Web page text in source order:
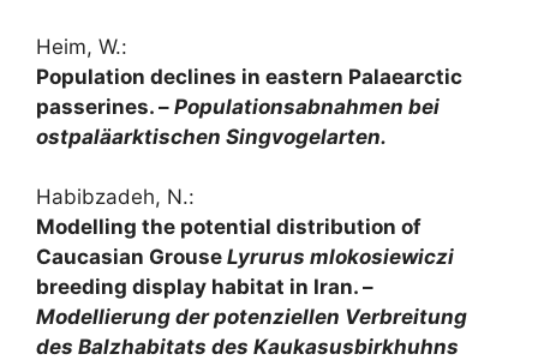
Heim, W.:
Population declines in eastern Palaearctic
passerines. – Populationsabnahmen bei
ostpaläarktischen Singvogelarten.
Habibzadeh, N.:
Modelling the potential distribution of
Caucasian Grouse Lyrurus mlokosiewiczi
breeding display habitat in Iran. –
Modellierung der potenziellen Verbreitung
des Balzhabitats des Kaukasusbirkhuhns